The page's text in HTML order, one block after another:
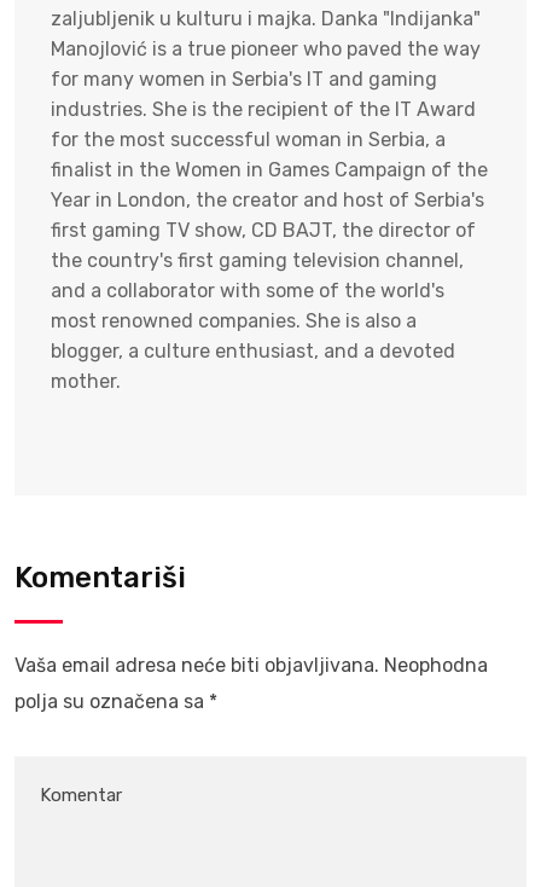
zaljubljenik u kulturu i majka. Danka "Indijanka"
Manojlović is a true pioneer who paved the way
for many women in Serbia's IT and gaming
industries. She is the recipient of the IT Award
for the most successful woman in Serbia, a
finalist in the Women in Games Campaign of the
Year in London, the creator and host of Serbia's
first gaming TV show, CD BAJT, the director of
the country's first gaming television channel,
and a collaborator with some of the world's
most renowned companies. She is also a
blogger, a culture enthusiast, and a devoted
mother.
Komentariši
Vaša email adresa neće biti objavljivana. Neophodna
polja su označena sa *